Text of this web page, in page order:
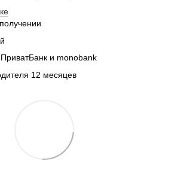
и monobank
12 месяцев